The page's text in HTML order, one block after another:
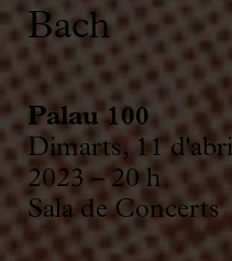
Bach
Palau 100
Dimarts, 11
2023 – 20 h
Sala de Concerts